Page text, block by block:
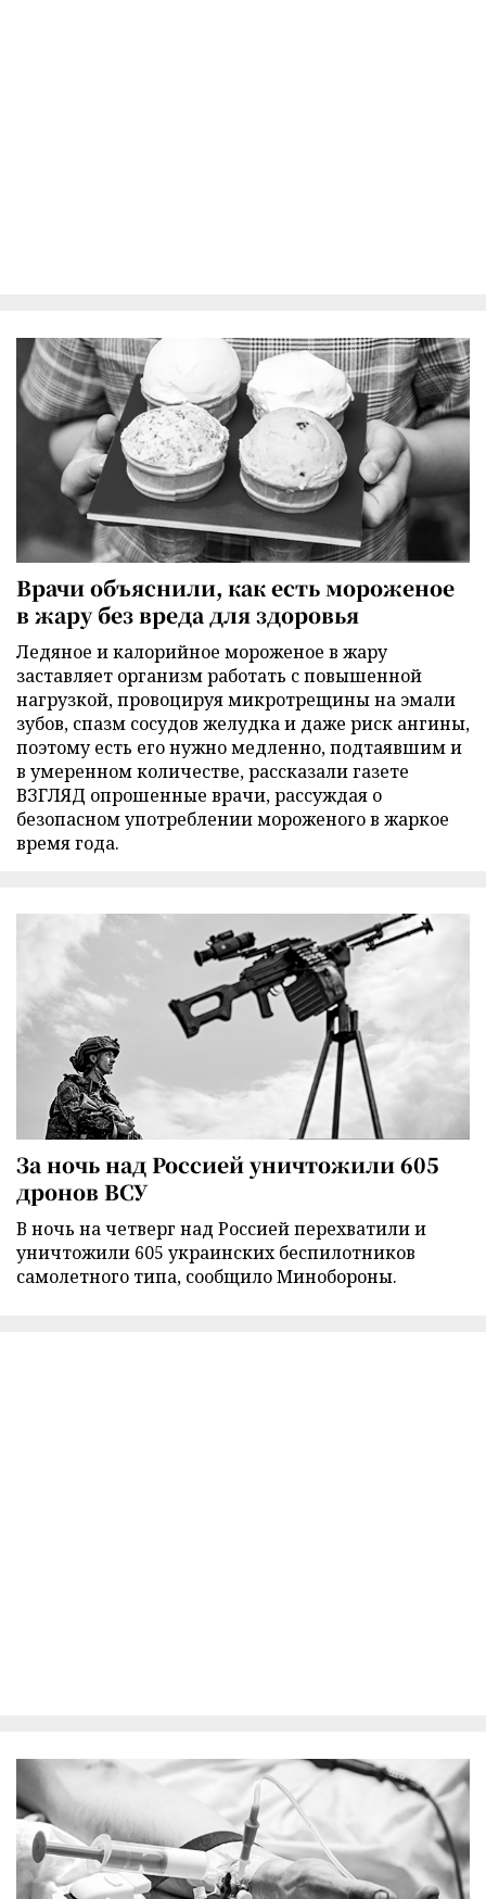
Врачи объяснили, как есть мороженое
в жару без вреда для здоровья
Ледяное и калорийное мороженое в жару
заставляет организм работать с повышенной
нагрузкой, провоцируя микротрещины на эмали
зубов, спазм сосудов желудка и даже риск ангины,
поэтому есть его нужно медленно, подтаявшим и
в умеренном количестве, рассказали газете
ВЗГЛЯД опрошенные врачи, рассуждая о
безопасном употреблении мороженого в жаркое
время года.
За ночь над Россией уничтожили 605
дронов ВСУ
В ночь на четверг над Россией перехватили и
уничтожили 605 украинских беспилотников
самолетного типа, сообщило Минобороны.